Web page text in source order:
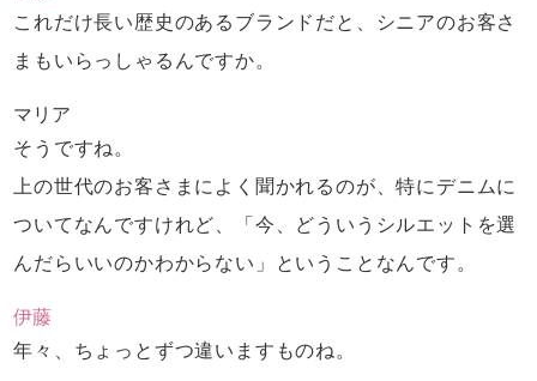
これだけ長い歴史のあるブランドだと、
シニアのお客さ
まもいらっしゃるんですか。
マリア
そうですね。
上の世代のお客さまによく聞かれるのが、特にデニムに
ついてなんですけれど、
「今、どういうシルエットを選
んだらいいのかわからない」
ということなんです。
伊藤
年々、ちょっとずつ違いますものね。